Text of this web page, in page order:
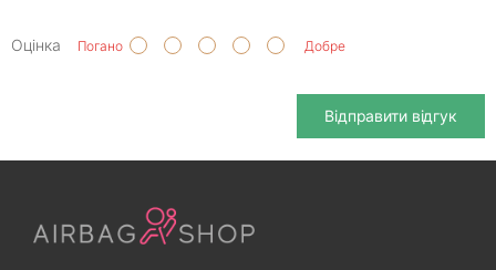
Оцінка Погано Добре
Відправити відгук